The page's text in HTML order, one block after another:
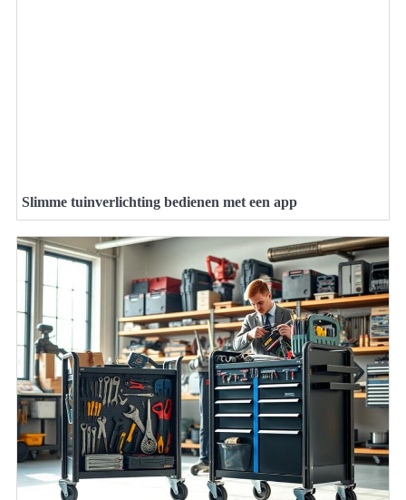
Slimme tuinverlichting bedienen met een app